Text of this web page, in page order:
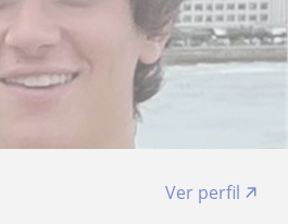
Ver perfil